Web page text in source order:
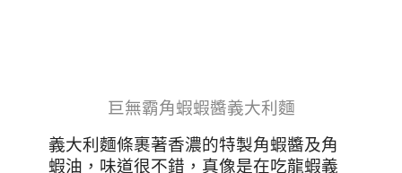
巨無霸角蝦蝦醬義大利麵
義大利麵條裹著香濃的特製角蝦醬及角
蝦油，味道很不錯，真像是在吃龍蝦義